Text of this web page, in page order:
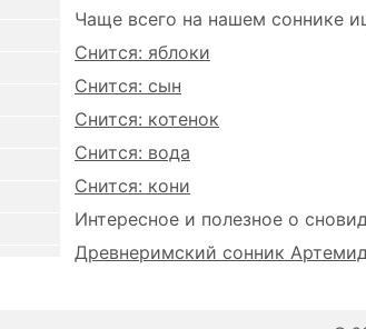
Чаще всего на нашем соннике
Снится: яблоки
Снится: сын
Снится: котенок
Снится: вода
Снится: кони
Интересное и полезное о
Древнеримский сонник